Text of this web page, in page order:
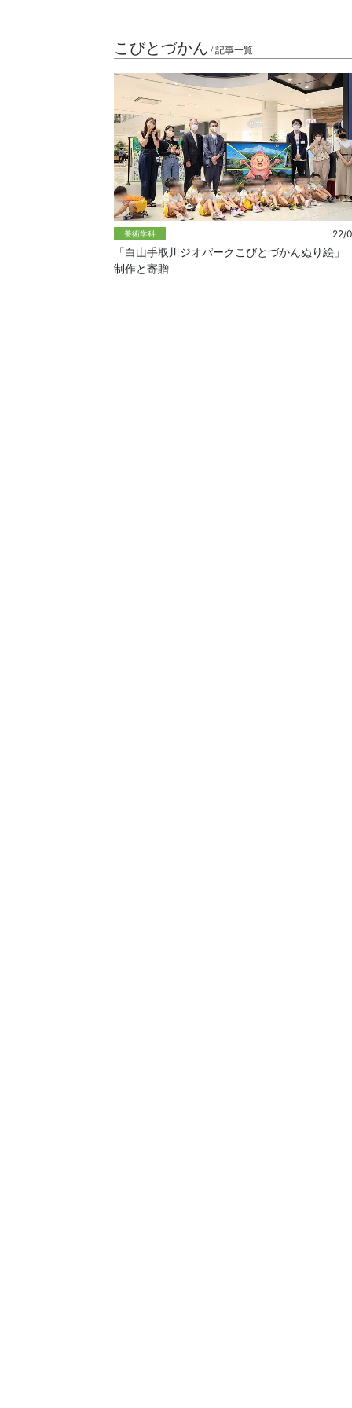
こびとづかん / 記事一覧
美術学科 22/
「白山手取川ジオパークこびとづかんぬり絵」
制作と寄贈